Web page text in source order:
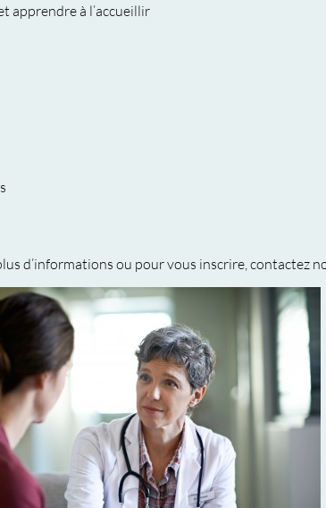
apprendre à l’accueillir
d’informations ou pour vous inscrire, contactez